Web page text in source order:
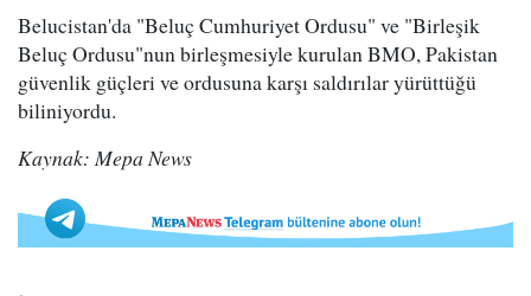
Belucistan'da "Beluç Cumhuriyet Ordusu" ve "Birleşik
Beluç Ordusu"nun birleşmesiyle kurulan BMO, Pakistan
güvenlik güçleri ve ordusuna karşı saldırılar yürüttüğü
biliniyordu.
Kaynak: Mepa News